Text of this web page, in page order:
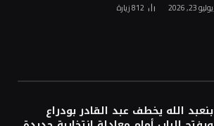
يوليو 23, 2026 812زيارة
بنعبد الله يخطف عبد القادر بودراع